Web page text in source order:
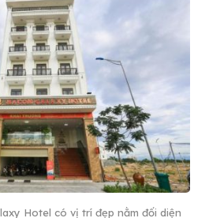
Hotel có vị trí đẹp nằm đối diện